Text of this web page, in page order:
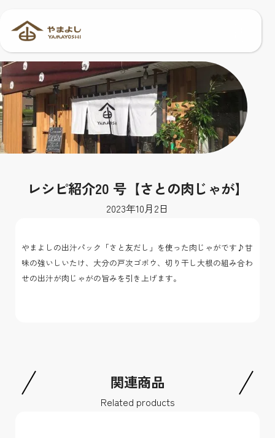
レシピ紹介20 号【さとの肉じゃが】
2023年10月 2日
やまよしの出汁パック「さと友だし」を使った肉じゃがです♪甘
味の強いしいたけ、大分の戸次ゴボウ、切り干し大根の組み合わ
せの出汁が肉じゃがの旨みを引き上げます。
関連商品
Related products